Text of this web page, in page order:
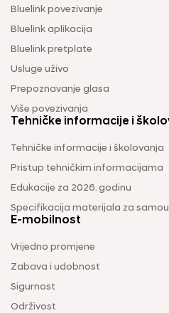
Bluelink povezivanje
Bluelink aplikacija
Bluelink pretplate
Usluge uživo
Prepoznavanje glasa
Više povezivanja
Tehničke informacije i
Tehničke informacije i školovanja
Pristup tehničkim informacijama
Edukacije za 2026. godinu
Specifikacija materijala za
E-mobilnost
Vrijedno promjene
Zabava i udobnost
Sigurnost
Održivost